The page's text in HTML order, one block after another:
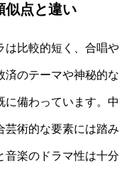
似点と違い
は比較的短く、合唱や
済のテーマや神秘的な
に備わっています。中
芸術的な要素には踏み
音楽のドラマ性は十分